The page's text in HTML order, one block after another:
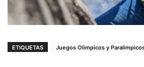
ETIQUETAS Juegos Olimpicos y